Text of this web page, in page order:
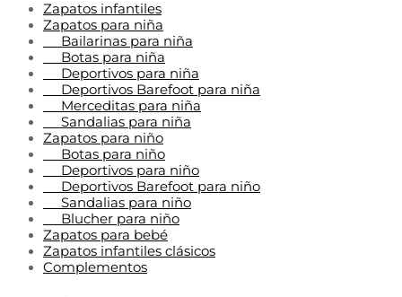
Zapatos infantiles
Zapatos para niña
Bailarinas para niña
Botas para niña
Deportivos para niña
Deportivos Barefoot para niña
Merceditas para niña
Sandalias para niña
Zapatos para niño
Botas para niño
Deportivos para niño
Deportivos Barefoot para niño
Sandalias para niño
Blucher para niño
Zapatos para bebé
Zapatos infantiles clásicos
Complementos